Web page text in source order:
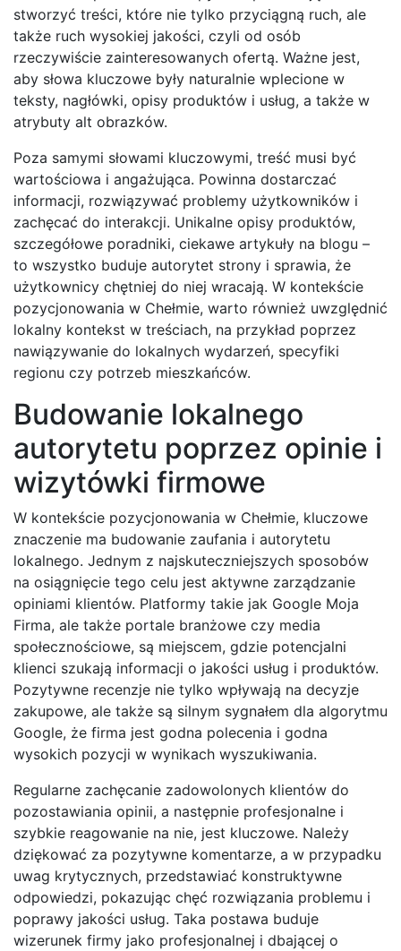
stworzyć treści, które nie tylko przyciągną ruch, ale
także ruch wysokiej jakości, czyli od osób
rzeczywiście zainteresowanych ofertą. Ważne jest,
aby słowa kluczowe były naturalnie wplecione w
teksty, nagłówki, opisy produktów i usług, a także w
atrybuty alt obrazków.
Poza samymi słowami kluczowymi, treść musi być
wartościowa i angażująca. Powinna dostarczać
informacji, rozwiązywać problemy użytkowników i
zachęcać do interakcji. Unikalne opisy produktów,
szczegółowe poradniki, ciekawe artykuły na blogu –
to wszystko buduje autorytet strony i sprawia, że
użytkownicy chętniej do niej wracają. W kontekście
pozycjonowania w Chełmie, warto również uwzględnić
lokalny kontekst w treściach, na przykład poprzez
nawiązywanie do lokalnych wydarzeń, specyfiki
regionu czy potrzeb mieszkańców.
Budowanie lokalnego
autorytetu poprzez opinie i
wizytówki firmowe
W kontekście pozycjonowania w Chełmie, kluczowe
znaczenie ma budowanie zaufania i autorytetu
lokalnego. Jednym z najskuteczniejszych sposobów
na osiągnięcie tego celu jest aktywne zarządzanie
opiniami klientów. Platformy takie jak Google Moja
Firma, ale także portale branżowe czy media
społecznościowe, są miejscem, gdzie potencjalni
klienci szukają informacji o jakości usług i produktów.
Pozytywne recenzje nie tylko wpływają na decyzje
zakupowe, ale także są silnym sygnałem dla algorytmu
Google, że firma jest godna polecenia i godna
wysokich pozycji w wynikach wyszukiwania.
Regularne zachęcanie zadowolonych klientów do
pozostawiania opinii, a następnie profesjonalne i
szybkie reagowanie na nie, jest kluczowe. Należy
dziękować za pozytywne komentarze, a w przypadku
uwag krytycznych, przedstawiać konstruktywne
odpowiedzi, pokazując chęć rozwiązania problemu i
poprawy jakości usług. Taka postawa buduje
wizerunek firmy jako profesjonalnej i dbającej o